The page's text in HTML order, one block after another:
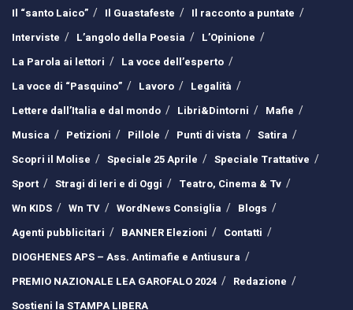
Il “santo Laico”
Il Guastafeste
Il racconto a puntate
Interviste
L’angolo della Poesia
L’Opinione
La Parola ai lettori
La voce dell’esperto
La voce di “Pasquino”
Lavoro
Legalità
Lettere dall’Italia e dal mondo
Libri&Dintorni
Mafie
Musica
Petizioni Pillole Punti di vista
Satira
Scopri il Molise
Speciale 25 Aprile
Speciale Trattative
Sport
Stragi di Ieri e di Oggi
Teatro, Cinema & Tv
Wn KIDS
Wn TV WordNews Consiglia
Blogs
Agenti pubblicitari
BANNER Elezioni
Contatti
DIOGHENES APS – Ass. Antimafie e Antiusura
PREMIO NAZIONALE LEA GAROFALO 2024
Redazione
Sostieni la STAMPA LIBERA